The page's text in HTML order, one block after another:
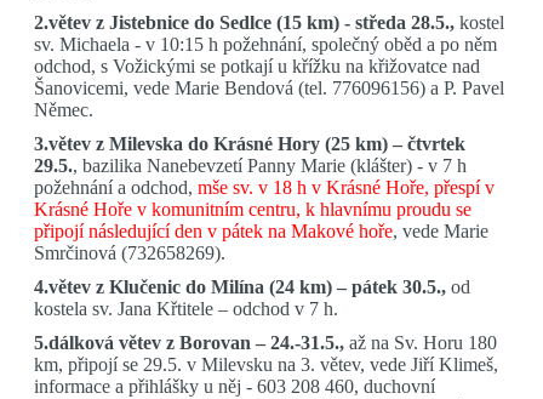
2.větev z Jistebnice do Sedlce (15 km) - středa 28.5., kostel
sv. Michaela - v 10:15 h požehnání, společný oběd a po něm
odchod, s Vožickými se potkají u křížku na křižovatce nad
Šanovicemi, vede Marie Bendová (tel. 776096156) a P. Pavel
Němec.
3.větev z Milevska do Krásné Hory (25 km) – čtvrtek
29.5., bazilika Nanebevzetí Panny Marie (klášter) - v 7 h
požehnání a odchod, mše sv. v 18 h v Krásné Hoře, přespí v
Krásné Hoře v komunitním centru, k hlavnímu proudu se
připojí následující den v pátek na Makové hoře, vede Marie
Smrčinová (732658269).
4.větev z Klučenic do Milína (24 km) – pátek 30.5., od
kostela sv. Jana Křtitele – odchod v 7 h.
5.dálková větev z Borovan – 24.-31.5., až na Sv. Horu 180
km, připojí se 29.5. v Milevsku na 3. větev, vede Jiří Klimeš,
informace a přihlášky u něj - 603 208 460, duchovní